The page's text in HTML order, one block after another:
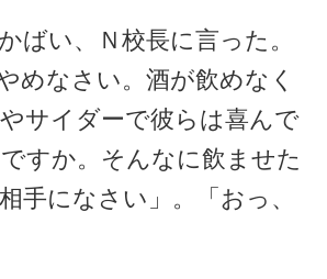
ばい、Ｎ校長に言った。
めなさい。酒が飲めなく
サイダーで彼らは喜んで
すか。そんなに飲ませた
手になさい」。「おっ、